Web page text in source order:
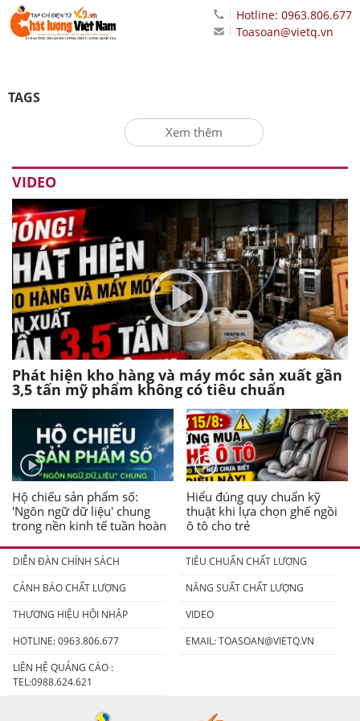
Hotline: 0963.806.677
Toasoan@vietq.vn
TAGS
Xem thêm
VIDEO
Phát hiện kho hàng và máy móc sản xuất gần
3,5 tấn mỹ phẩm không có tiêu chuẩn
Hộ chiếu sản phẩm số:
'Ngôn ngữ dữ liệu' chung
trong nền kinh tế tuần hoàn
Hiểu đúng quy chuẩn kỹ
thuật khi lựa chọn ghế ngồi
ô tô cho trẻ
DIỄN ĐÀN CHÍNH SÁCH
TIÊU CHUẨN CHẤT LƯỢNG
CẢNH BÁO CHẤT LƯỢNG
NĂNG SUẤT CHẤT LƯỢNG
THƯƠNG HIỆU HỘI NHẬP
VIDEO
HOTLINE: 0963.806.677
EMAIL:TOASOAN@VIETQ.VN
LIÊN HỆ QUẢNG CÁO :
TEL:0988.624.621